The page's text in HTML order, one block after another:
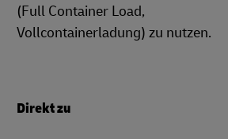
(Full Container Load,
Vollcontainerladung) zu nutzen.
Direkt zu